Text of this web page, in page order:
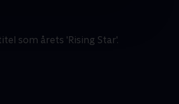
som årets 'Rising Star'.